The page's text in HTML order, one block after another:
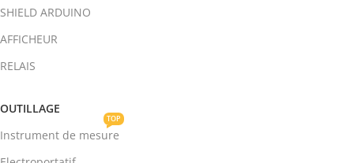
SHIELD ARDUINO
AFFICHEUR
RELAIS
OUTILLAGE
Instrument de mesure
TOP